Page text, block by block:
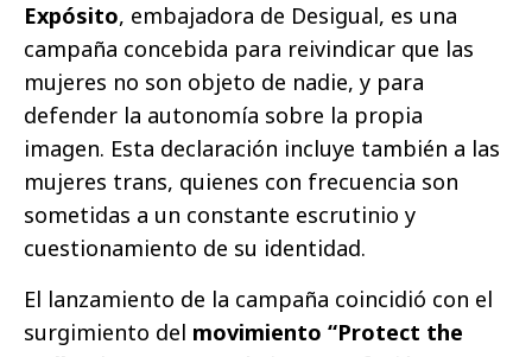
Expósito, embajadora de Desigual, es una
campaña concebida para reivindicar que las
mujeres no son objeto de nadie, y para
defender la autonomía sobre la propia
imagen. Esta declaración incluye también a las
mujeres trans, quienes con frecuencia son
sometidas a un constante escrutinio y
cuestionamiento de su identidad.
El lanzamiento de la campaña coincidió con el
surgimiento del movimiento “Protect the